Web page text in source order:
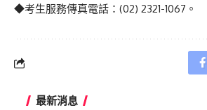
◆考生服務傳真電話： (02) 2321-1067 。
最新消息